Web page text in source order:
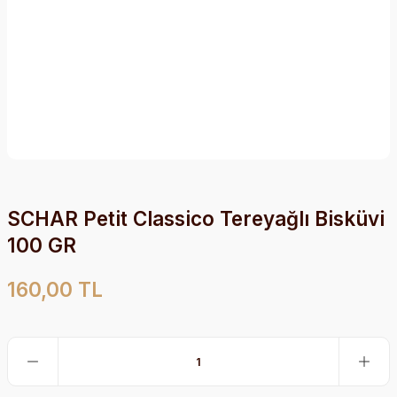
SCHAR Petit Classico Tereyağlı Bisküvi
100 GR
160,00 TL